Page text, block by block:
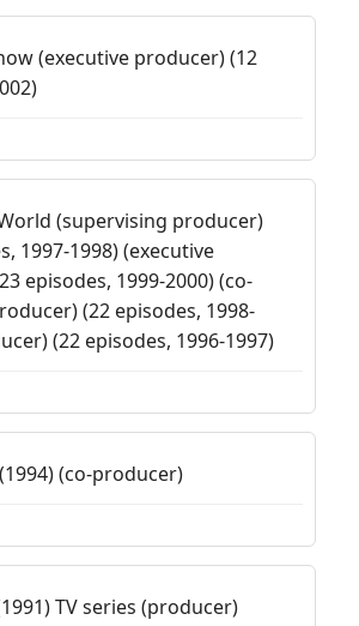
(executive producer) (12
(supervising producer)
1997-1998) (executive
episodes, 1999-2000) (co-
(22 episodes, 1998-
(22 episodes, 1996-1997)
(co-producer)
TV series (producer)